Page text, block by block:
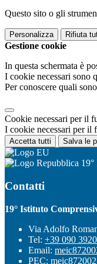
Questo sito o gli
Personalizza Rifiuta
Gestione cookie
In questa schermata è
I cookie necessari sono
Per conoscere quali
Cookie necessari per il
I cookie necessari per il
Accetta tutti Salva le
Contatti
19° Istituto
Via Adolfo
Tel: +39 090
Email:
PEC: